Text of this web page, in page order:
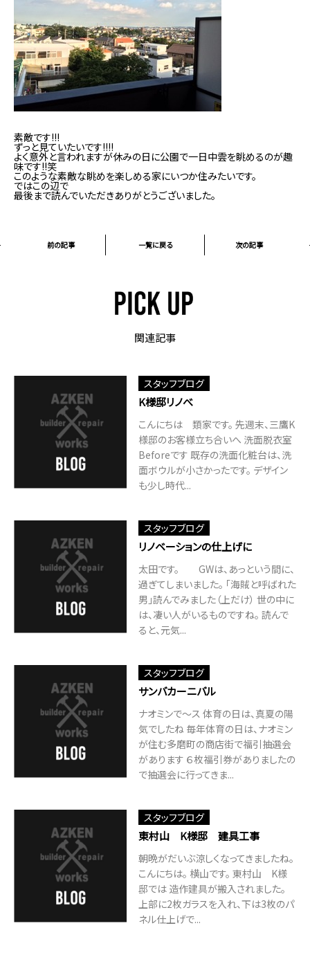
素敵です!!!
ずっと見ていたいです!!!!
よく意外と言われますが休みの日に公園で一日中雲を眺めるのが趣
味です!!笑
このような素敵な眺めを楽しめる家にいつか住みたいです。
ではこの辺で
最後まで読んでいただきありがとうございました。
前の記事 一覧に戻る 次の記事
関連記事
スタッフブログ
K様邸リノべ
こんにちは 類家です。 先週末、三鷹K
様邸のお客様立ち合いへ 洗面脱衣室
Beforeです 既存の洗面化粧台は、洗
面ボウルが小さかったです。 デザイン
も少し時代...
スタッフブログ
リノベーションの仕上げに
太田です。 GWは、あっという間に、
過ぎてしまいました。 「海賊と呼ばれた
男」読んでみました（上だけ） 世の中に
は、凄い人がいるものですね。 読んで
ると、元気...
スタッフブログ
サンバカーニバル
ナオミンで～ス 体育の日は、真夏の陽
気でしたね 毎年体育の日は、ナオミン
が住む多磨町の商店街で福引抽選会
があります ６枚福引券がありましたの
で抽選会に行ってきま...
スタッフブログ
東村山 K様邸 建具工事
朝晩がだいぶ涼しくなってきましたね。
こんにちは。 横山です。 東村山 K様
邸では 造作建具が搬入されました。
上部に2枚ガラスを入れ、下は3枚のパ
ネル仕上げで...